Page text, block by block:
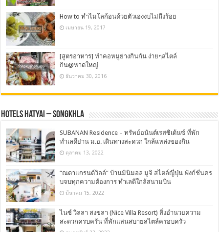
How to ทำไมโลก้อนด้วยตัวเองงบไม่ถึงร้อย
เมษายน 19, 2017
[สูตรอาหาร] ทำคอหมูย่างกินกัน ง่ายๆสไตล์
กิน@หาดใหญ่
ธันวาคม 30, 2016
Hotels Hatyai – Songkhla
SUBANAN Residence – ทรัพย์อนันต์เรสซิเด้นซ์ ที่พัก
ทำเลดีย่าน ม.อ. เดินทางสะดวก ใกล้แหล่งของกิน
ตุลาคม 13, 2022
“ณดาแกรนด์วิลล์” บ้านมินิมอล มูจิ สไตล์ญี่ปุ่น ฟังก์ชั่นคร
บจบทุกความต้องการ ทำเลดีใกล้สนามบิน
มีนาคม 15, 2022
ไนซ์ วิลลา สงขลา (Nice Villa Resort) สิ่งอำนวยความ
สะดวกครบครัน ที่พักแสนสบายสไตล์ครอบครัว